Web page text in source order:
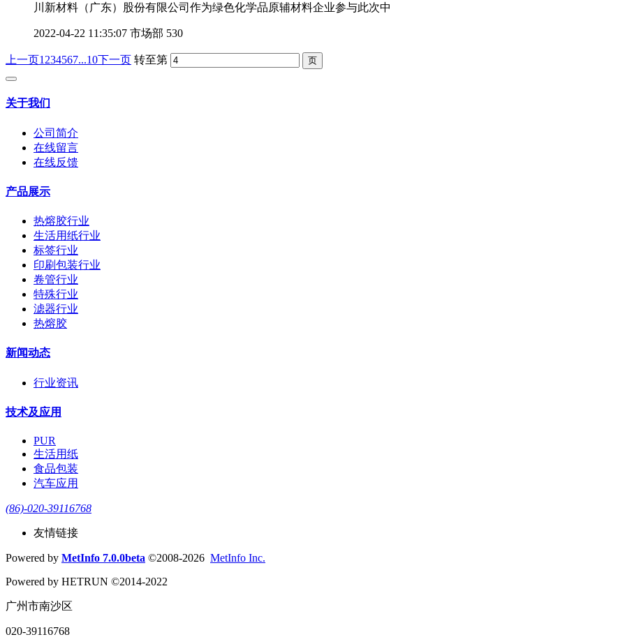
川新材料（广东）股份有限公司作为绿色化学品原辅材料企业参与此次中
2022-04-22 11:35:07 市场部 530
上一页1 234567...10下一页 转至第
关于我们
公司简介
在线留言
在线反馈
产品展示
热熔胶行业
生活用纸行业
标签行业
印刷包装行业
卷管行业
特殊行业
滤器行业
热熔胶
新闻动态
行业资讯
技术及应用
PUR
生活用纸
食品包装
汽车应用
(86)-020-39116768
友情链接
Powered by MetInfo 7.0.0beta ©2008-2026 MetInfo Inc.
Powered by HETRUN ©2014-2022
广州市南沙区
020-39116768